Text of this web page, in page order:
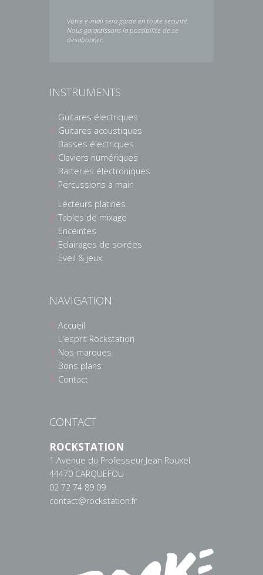
Votre e-mail sera gardé en toute sécurité.
Nous garantissons la possibilité de se
désabonner.
INSTRUMENTS
Guitares électriques
Guitares acoustiques
Basses électriques
Claviers numériques
Batteries électroniques
Percussions à main
Lecteurs platines
Tables de mixage
Enceintes
Eclairages de soirées
Eveil & jeux
NAVIGATION
Accueil
L'esprit Rockstation
Nos marques
Bons plans
Contact
CONTACT
ROCKSTATION
1 Avenue du Professeur Jean Rouxel
44470 CARQUEFOU
02 72 74 89 09
contact@rockstation.fr